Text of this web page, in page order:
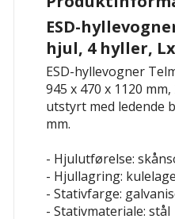
ESD-
hjul, 4 hyller,
ESD-hyllevogner
945 x 470 x 1120
utstyrt med ledende
mm.
- Hjulutførelse:
- Hjullagring:
- Stativfarge:
- Stativmateriale: stål